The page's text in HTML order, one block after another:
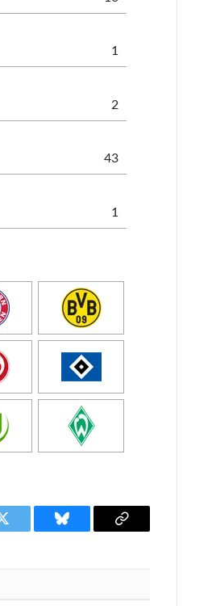
1
2
43
1
Twitter Bluesky
Copy